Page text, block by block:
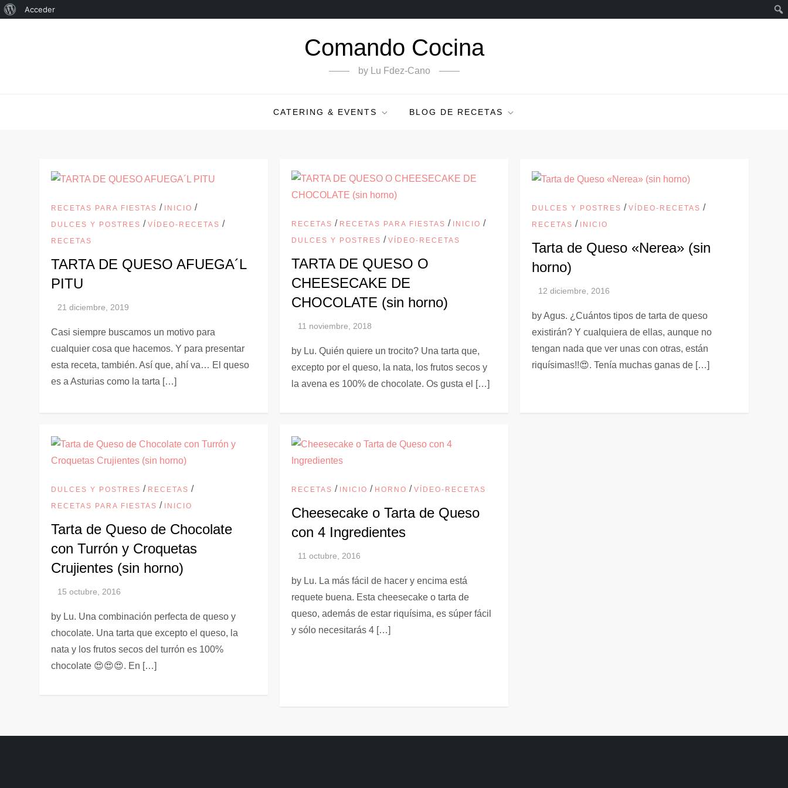
Acerca
Acceder
Comando Cocina
by Lu Fdez-Cano
CATERING & EVENTS BLOG DE RECETAS
RECETAS PARA FIESTAS / INICIO /
DULCES Y POSTRES /VÍDEO-RECETAS /
RECETAS
TARTA DE QUESO AFUEGA´L
PITU
Casi siempre buscamos un motivo para
cualquier cosa que hacemos. Y para presentar
esta receta, también. Así que, ahí va… El queso
es a Asturias como la tarta […]
RECETAS / RECETAS PARA FIESTAS / INICIO /
DULCES Y POSTRES /VÍDEO-RECETAS
TARTA DE QUESO O
CHEESECAKE DE
CHOCOLATE (sin horno)
by Lu. Quién quiere un trocito? Una tarta que,
excepto por el queso, la nata, los frutos secos y
la avena es 100% de chocolate. Os gusta el […]
DULCES Y POSTRES / VÍDEO-RECETAS /
RECETAS / INICIO
Tarta de Queso «Nerea» (sin
horno)
by Agus. ¿Cuántos tipos de tarta de queso
existirán? Y cualquiera de ellas, aunque no
tengan nada que ver unas con otras, están
riquísimas!!😍. Tenía muchas ganas de […]
DULCES Y POSTRES / RECETAS /
RECETAS PARA FIESTAS / INICIO
Tarta de Queso de Chocolate
con Turrón y Croquetas
Crujientes (sin horno)
by Lu. Una combinación perfecta de queso y
chocolate. Una tarta que excepto el queso, la
nata y los frutos secos del turrón es 100%
chocolate 😍😍😍. En […]
RECETAS / INICIO / HORNO /VÍDEO-RECETAS
Cheesecake o Tarta de Queso
con 4 Ingredientes
by Lu. La más fácil de hacer y encima está
requete buena. Esta cheesecake o tarta de
queso, además de estar riquísima, es súper fácil
y sólo necesitarás 4 […]